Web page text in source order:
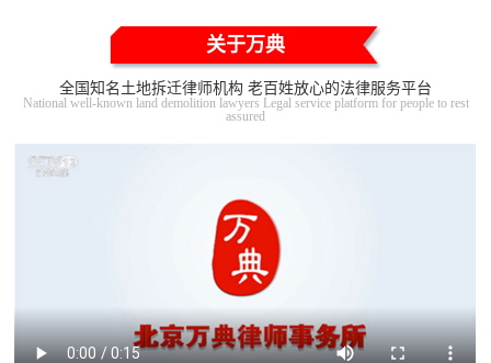
关于万典
全国知名土地拆迁律师机构 老百姓放心的法律服务平台
National well-known land demolition lawyers Legal service platform for people to rest
assured